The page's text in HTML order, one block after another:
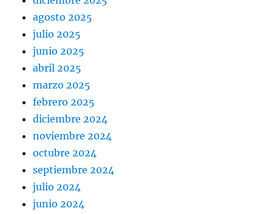
agosto 2025
julio 2025
junio 2025
abril 2025
marzo 2025
febrero 2025
diciembre 2024
noviembre 2024
octubre 2024
septiembre 2024
julio 2024
junio 2024